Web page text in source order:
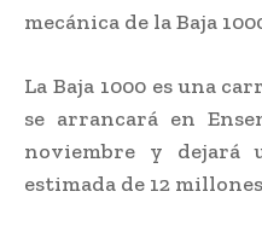
mecánica de la Baja
La Baja 1000 es una
se arrancará en
noviembre y dejará
estimada de 12